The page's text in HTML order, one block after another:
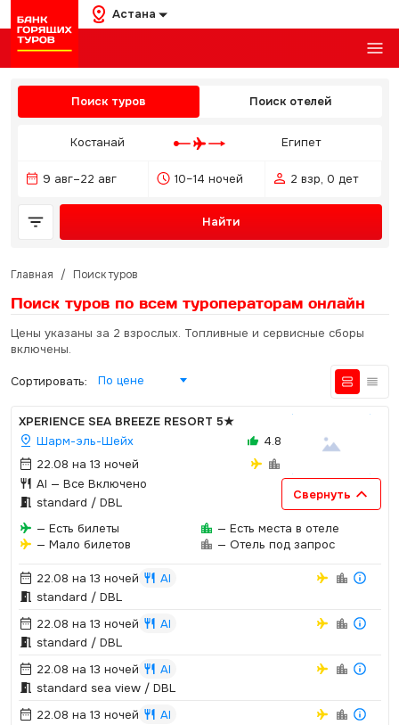
Астана
Поиск туров Поиск отелей
Костанай Египет
9 авг–22 авг 10–14 ночей 2 взр, 0 дет
Найти
Главная / Поиск туров
Поиск туров по всем туроператорам онлайн
Цены указаны за 2 взрослых. Топливные и сервисные сборы
включены.
Сортировать: По цене
XPERIENCE SEA BREEZE RESORT 5★
Шарм-эль-Шейх
22.08 на 13 ночей
AI — Все Включено
4.8
standard / DBL
Свернуть
— Есть билеты
— Мало билетов
— Есть места в отеле
— Отель под запрос
22.08 на 13 ночей
AI
standard / DBL
22.08 на 13 ночей
AI
standard / DBL
22.08 на 13 ночей
AI
standard sea view / DBL
22.08 на 13 ночей
AI